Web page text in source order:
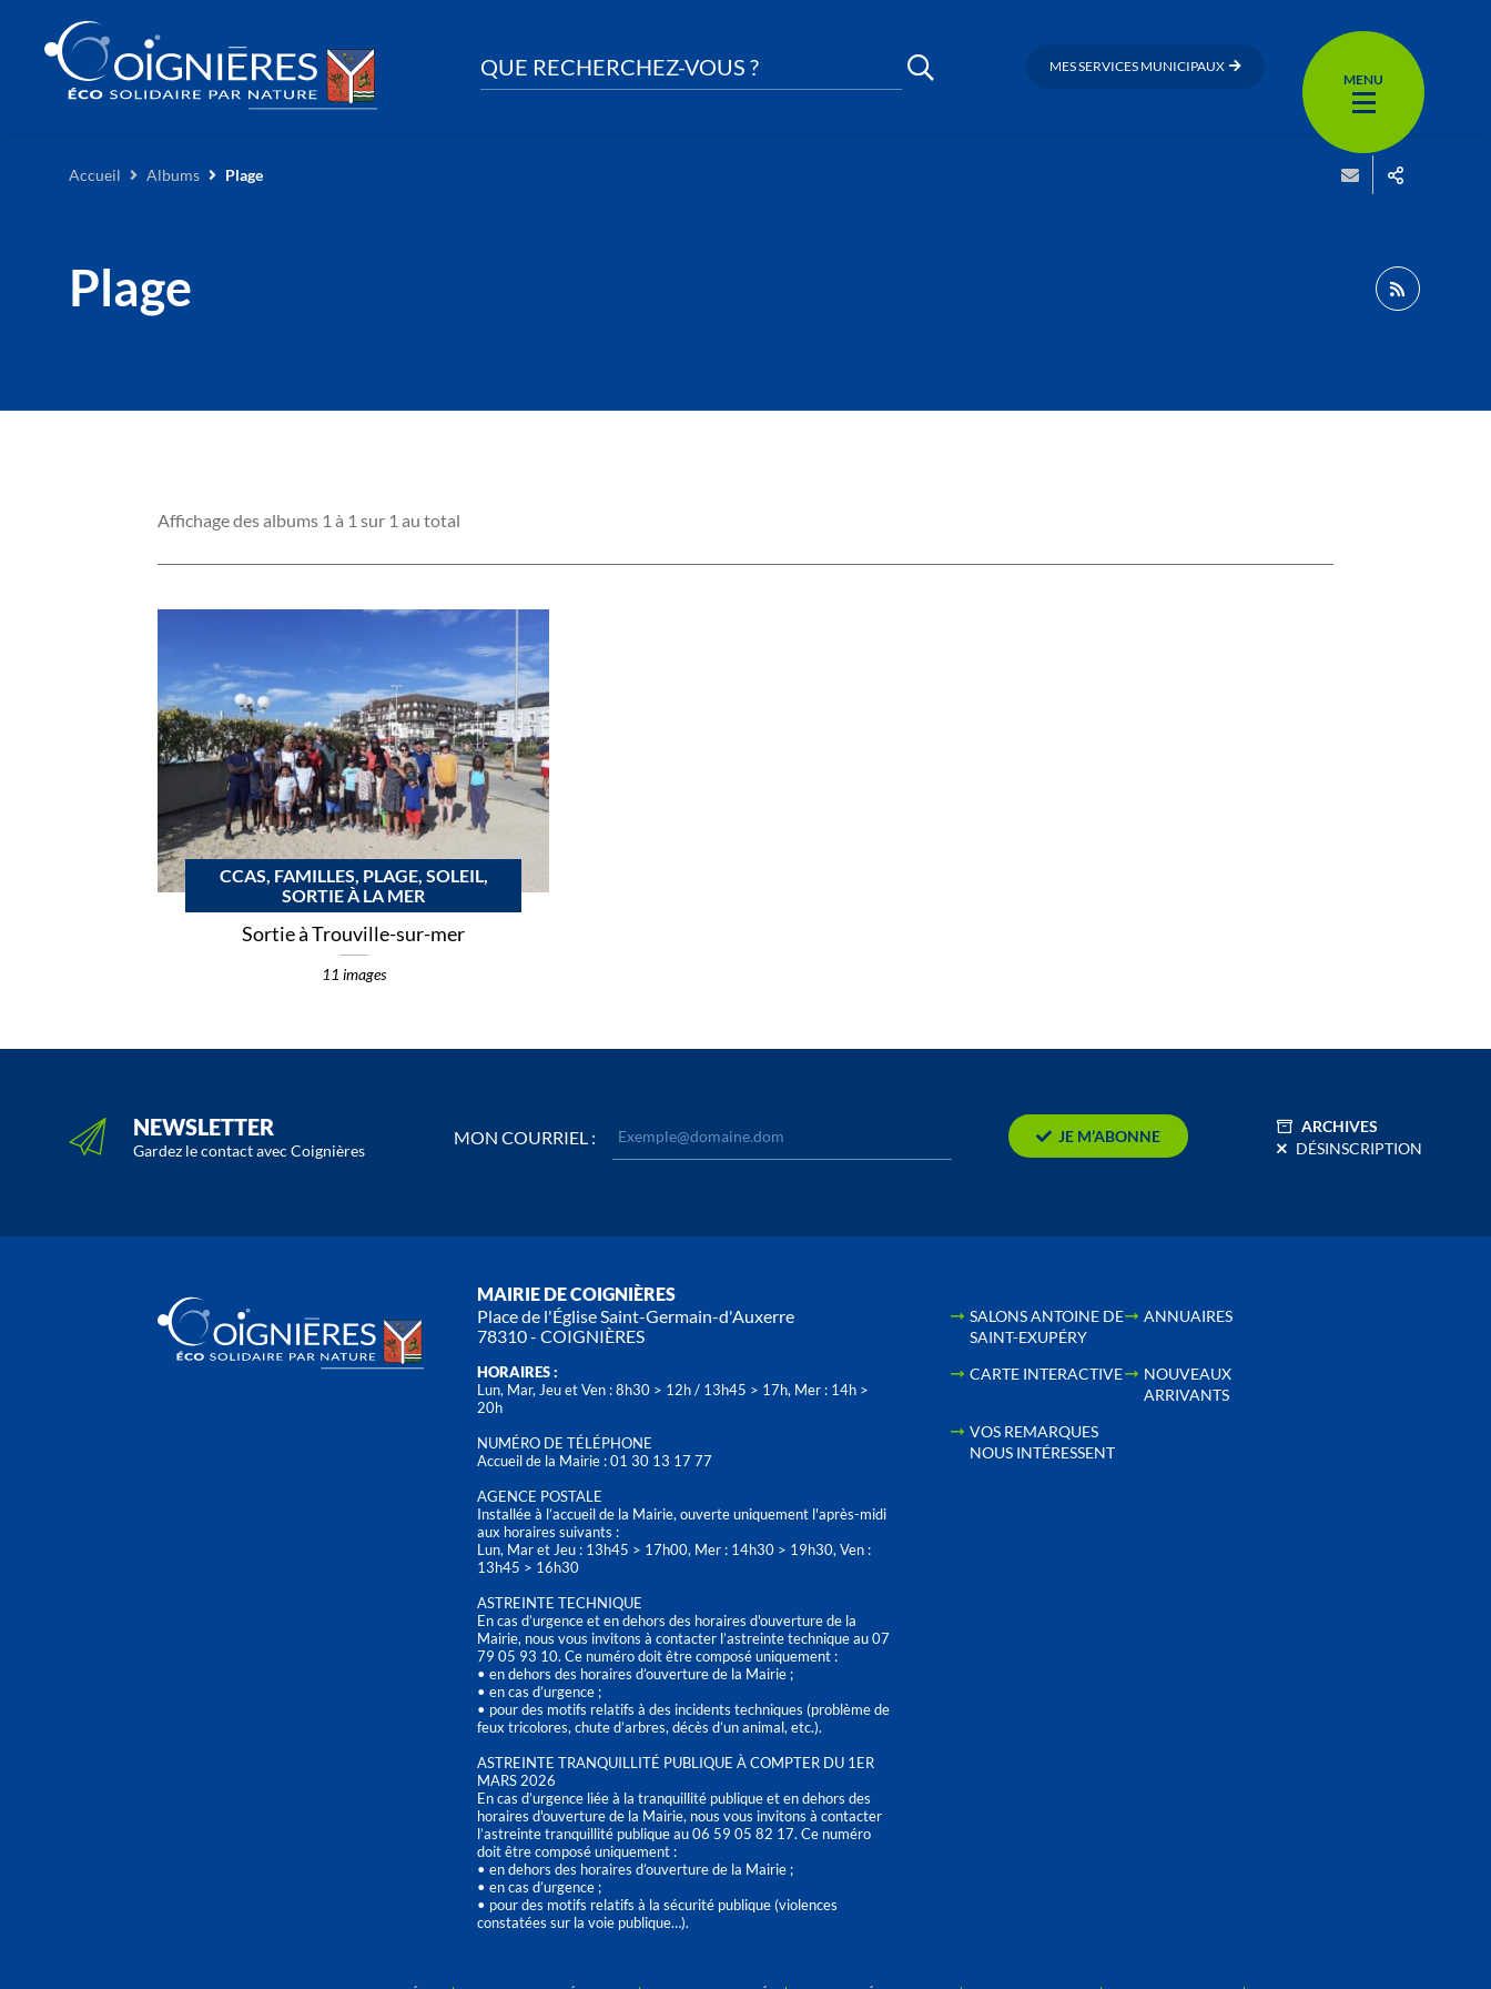
QUE RECHERCHEZ-VOUS ? MES SERVICES MUNICIPAUX
MENU
Accueil Albums Plage
Plage
Affichage des albums 1 à 1 sur 1 au total
CCAS, FAMILLES, PLAGE, SOLEIL,
SORTIE À LA MER
Sortie à Trouville-sur-mer
11 images
NEWSLETTER
Gardez le contact avec Coignières
MON COURRIEL : JE M’ABONNE
ARCHIVES
DÉSINSCRIPTION
MAIRIE DE COIGNIÈRES
Place de l'Église Saint-Germain-d'Auxerre
78310 - COIGNIÈRES
HORAIRES :
Lun, Mar, Jeu et Ven : 8h30 > 12h / 13h45 > 17h, Mer : 14h >
20h
NUMÉRO DE TÉLÉPHONE
Accueil de la Mairie : 01 30 13 17 77
AGENCE POSTALE
Installée à l’accueil de la Mairie, ouverte uniquement l'après-midi
aux horaires suivants :
Lun, Mar et Jeu : 13h45 > 17h00, Mer : 14h30 > 19h30, Ven :
13h45 > 16h30
ASTREINTE TECHNIQUE
En cas d’urgence et en dehors des horaires d'ouverture de la
Mairie, nous vous invitons à contacter l’astreinte technique au 07
79 05 93 10. Ce numéro doit être composé uniquement :
• en dehors des horaires d’ouverture de la Mairie ;
• en cas d’urgence ;
• pour des motifs relatifs à des incidents techniques (problème de
feux tricolores, chute d’arbres, décès d’un animal, etc.).
ASTREINTE TRANQUILLITÉ PUBLIQUE À COMPTER DU 1ER
MARS 2026
En cas d’urgence liée à la tranquillité publique et en dehors des
horaires d'ouverture de la Mairie, nous vous invitons à contacter
l’astreinte tranquillité publique au 06 59 05 82 17. Ce numéro
doit être composé uniquement :
• en dehors des horaires d’ouverture de la Mairie ;
• en cas d’urgence ;
• pour des motifs relatifs à la sécurité publique (violences
constatées sur la voie publique…).
SALONS ANTOINE DE
SAINT-EXUPÉRY
ANNUAIRES
CARTE INTERACTIVE
NOUVEAUX
ARRIVANTS
VOS REMARQUES
NOUS INTÉRESSENT